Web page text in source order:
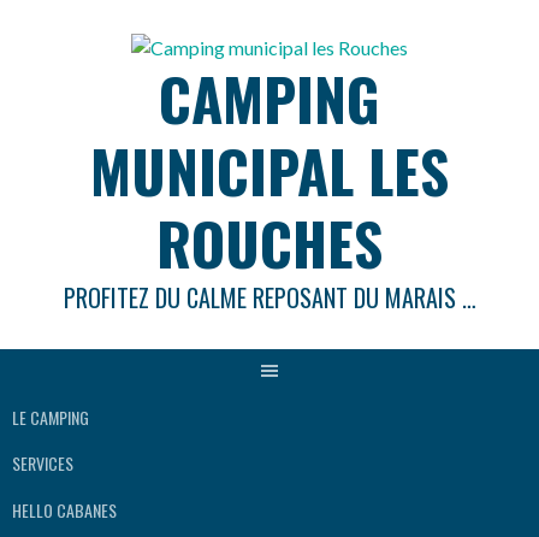
CAMPING
MUNICIPAL LES
ROUCHES
PROFITEZ DU CALME REPOSANT DU MARAIS …
LE CAMPING
SERVICES
HELLO CABANES